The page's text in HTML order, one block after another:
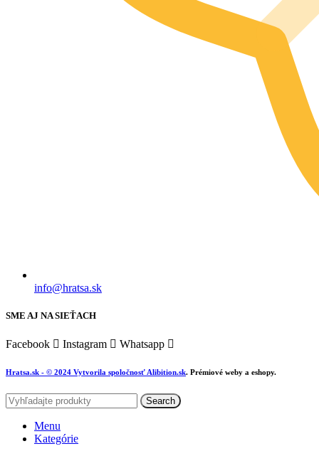
info@hratsa.sk
SME AJ NA SIEŤACH
Facebook Instagram Whatsapp
Hratsa.sk - © 2024 Vytvorila spoločnosť Alibition.sk. Prémiové weby a eshopy.
Search
Menu
Kategórie